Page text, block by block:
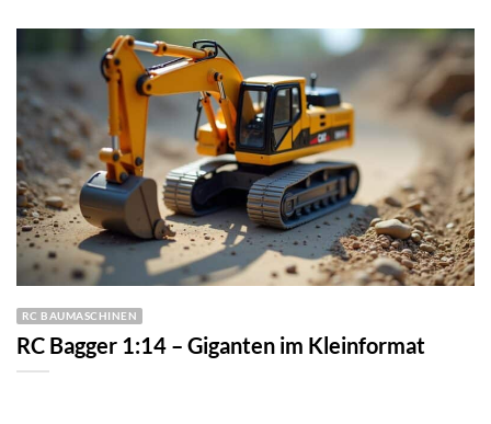
RC BAUMASCHINEN
RC Bagger 1:14 – Giganten im Kleinformat